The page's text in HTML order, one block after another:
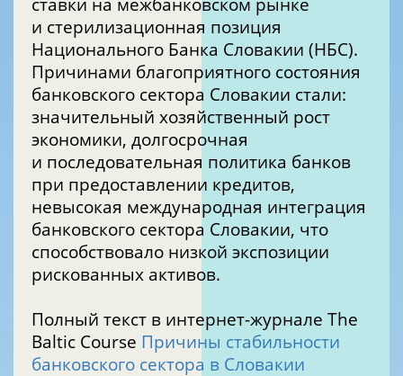
и стерилизационная позиция
Национального Банка Словакии (НБС).
Причинами благоприятного состояния
банковского сектора Словакии стали:
значительный хозяйственный рост
экономики, долгосрочная
и последовательная политика банков
при предоставлении кредитов,
невысокая международная интеграция
банковского сектора Словакии, что
способствовало низкой экспозиции
рискованных активов.
Полный текст в интернет-журнале The
Baltic Course Причины стабильности
банковского сектора в Словакии